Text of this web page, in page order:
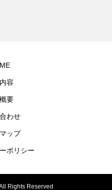
容
要
わせ
ップ
ポリシー
Rights Reserved